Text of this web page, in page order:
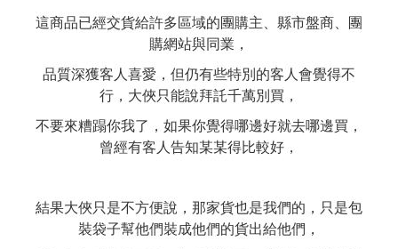
這商品已經交貨給許多區域的團購主、縣市盤商、團
購網站與同業，
品質深獲客人喜愛，但仍有些特別的客人會覺得不
行，大俠只能說拜託千萬別買，
不要來糟蹋你我了，如果你覺得哪邊好就去哪邊買，
曾經有客人告知某某得比較好，
結果大俠只是不方便說，那家貨也是我們的，只是包
裝袋子幫他們裝成他們的貨出給他們，